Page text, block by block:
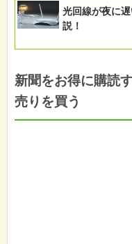
光回線が夜に
説！
新聞をお得に購読
売りを買う